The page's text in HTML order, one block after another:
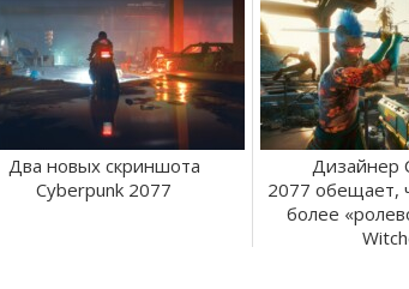
Два новых скриншота
Cyberpunk 2077
Дизайнер
2077 обещает,
более